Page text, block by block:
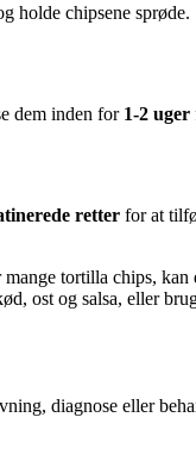
holde chipsene sprøde.
dem inden for 1-2 uger
retter for at
tortilla chips, kan
ost og salsa, eller
diagnose eller